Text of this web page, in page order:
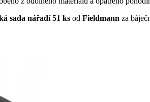
sada nářadí 51 ks od Fieldmann za